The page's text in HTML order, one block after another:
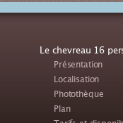
Le chevreau 16
Présentation
Localisation
Photothèque
Plan